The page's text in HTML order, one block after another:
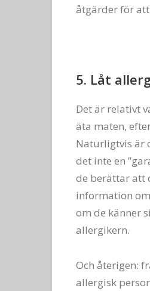
åtgärder för att
5. Låt
Det är relativt
äta maten,
Naturligtvis är
det inte en
de berättar att
information
om de känner
allergikern.
Och återigen:
allergisk